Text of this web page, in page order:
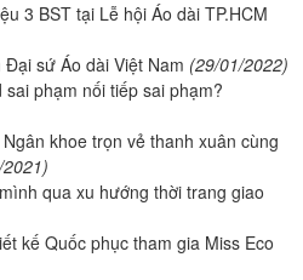
3 BST tại Lễ hội Áo dài TP.HCM
sứ Áo dài Việt Nam (29/01/2022)
phạm nối tiếp sai phạm?
khoe trọn vẻ thanh xuân cùng
qua xu hướng thời trang giao
kế Quốc phục tham gia Miss Eco